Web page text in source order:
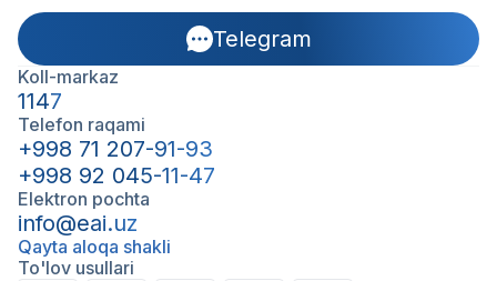
Telegram
Koll-markaz
1147
Telefon raqami
+998 71 207-91-93
+998 92 045-11-47
Elektron pochta
info@eai.uz
Qayta aloqa shakli
To'lov usullari